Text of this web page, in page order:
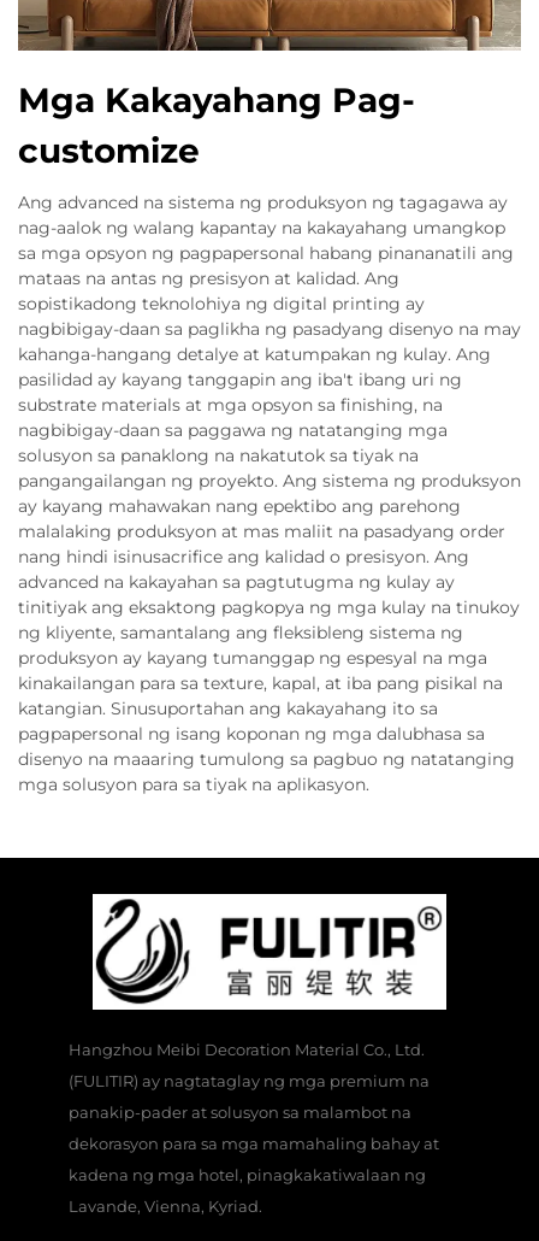
Mga Kakayahang Pag-
customize
Ang advanced na sistema ng produksyon ng tagagawa ay
nag-aalok ng walang kapantay na kakayahang umangkop
sa mga opsyon ng pagpapersonal habang pinananatili ang
mataas na antas ng presisyon at kalidad. Ang
sopistikadong teknolohiya ng digital printing ay
nagbibigay-daan sa paglikha ng pasadyang disenyo na may
kahanga-hangang detalye at katumpakan ng kulay. Ang
pasilidad ay kayang tanggapin ang iba't ibang uri ng
substrate materials at mga opsyon sa finishing, na
nagbibigay-daan sa paggawa ng natatanging mga
solusyon sa panaklong na nakatutok sa tiyak na
pangangailangan ng proyekto. Ang sistema ng produksyon
ay kayang mahawakan nang epektibo ang parehong
malalaking produksyon at mas maliit na pasadyang order
nang hindi isinusacrifice ang kalidad o presisyon. Ang
advanced na kakayahan sa pagtutugma ng kulay ay
tinitiyak ang eksaktong pagkopya ng mga kulay na tinukoy
ng kliyente, samantalang ang fleksibleng sistema ng
produksyon ay kayang tumanggap ng espesyal na mga
kinakailangan para sa texture, kapal, at iba pang pisikal na
katangian. Sinusuportahan ang kakayahang ito sa
pagpapersonal ng isang koponan ng mga dalubhasa sa
disenyo na maaaring tumulong sa pagbuo ng natatanging
mga solusyon para sa tiyak na aplikasyon.
Hangzhou Meibi Decoration Material Co., Ltd.
(FULITIR) ay nagtataglay ng mga premium na
panakip-pader at solusyon sa malambot na
dekorasyon para sa mga mamahaling bahay at
kadena ng mga hotel, pinagkakatiwalaan ng
Lavande, Vienna, Kyriad.